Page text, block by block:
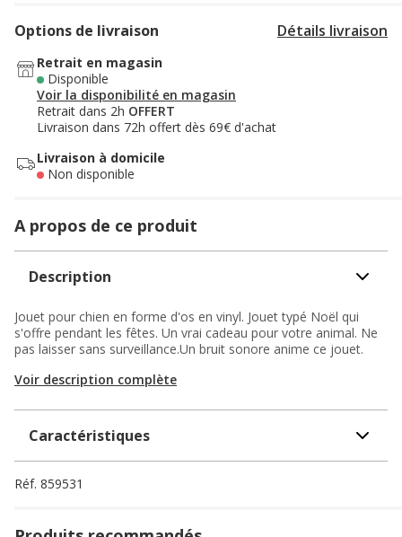
Options de livraison Détails livraison
Retrait en magasin
Disponible
Voir la disponibilité en magasin
Retrait dans 2h OFFERT
Livraison dans 72h offert dès 69€ d'achat
Livraison à domicile
Non disponible
A propos de ce produit
Description
Jouet pour chien en forme d'os en vinyl. Jouet typé Noël qui
s'offre pendant les fêtes. Un vrai cadeau pour votre animal. Ne
pas laisser sans surveillance.Un bruit sonore anime ce jouet.
Voir description complète
Caractéristiques
Réf. 859531